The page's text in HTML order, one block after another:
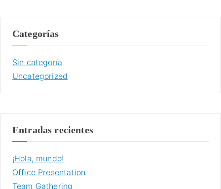
Categorías
Sin categoría
Uncategorized
Entradas recientes
¡Hola, mundo!
Office Presentation
Team Gathering